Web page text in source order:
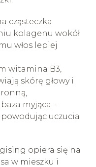
cząsteczka
kolagenu wokół
włos lepiej
witamina B3,
skórę głowy i
myjąca –
powodując uczucia
opiera się na
w mieszku i